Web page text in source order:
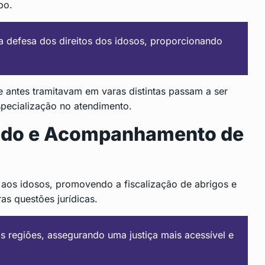
defesa dos direitos dos idosos, proporcionando
antes tramitavam em varas distintas passam a ser
no atendimento.
e Acompanhamento de
idosos, promovendo a fiscalização de abrigos e
questões jurídicas.
regiões, assegurando uma justiça mais acessível e